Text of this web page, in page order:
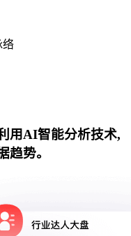
络
用AI智能分析技术,
趋势。